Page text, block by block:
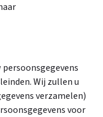
Wij zullen u
verzamelen)
voor